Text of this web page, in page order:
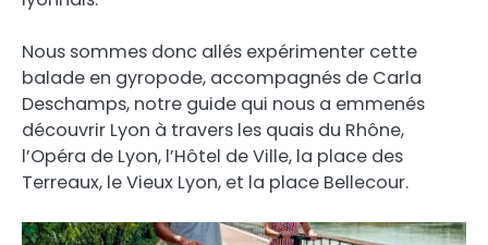
Nous sommes donc allés expérimenter cette
balade en gyropode, accompagnés de Carla
Deschamps, notre guide qui nous a emmenés
découvrir Lyon à travers les quais du Rhône,
l’Opéra de Lyon, l’Hôtel de Ville, la place des
Terreaux, le Vieux Lyon, et la place Bellecour.